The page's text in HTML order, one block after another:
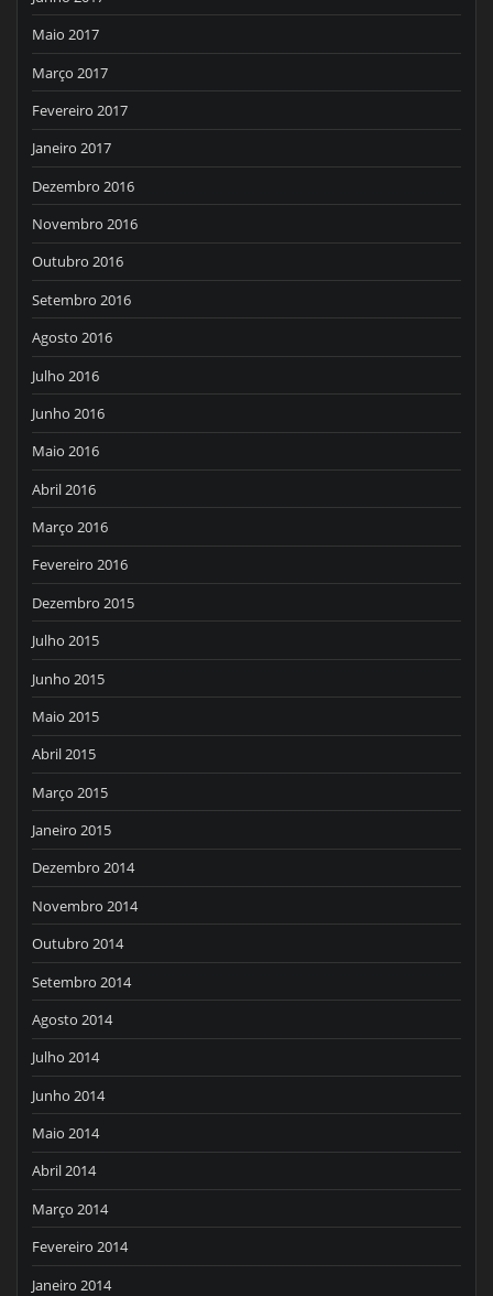
Maio 2017
Março 2017
Fevereiro 2017
Janeiro 2017
Dezembro 2016
Novembro 2016
Outubro 2016
Setembro 2016
Agosto 2016
Julho 2016
Junho 2016
Maio 2016
Abril 2016
Março 2016
Fevereiro 2016
Dezembro 2015
Julho 2015
Junho 2015
Maio 2015
Abril 2015
Março 2015
Janeiro 2015
Dezembro 2014
Novembro 2014
Outubro 2014
Setembro 2014
Agosto 2014
Julho 2014
Junho 2014
Maio 2014
Abril 2014
Março 2014
Fevereiro 2014
Janeiro 2014